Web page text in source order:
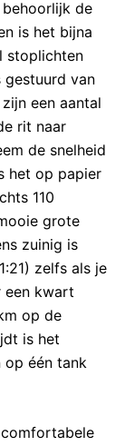
de
is het bijna
stoplichten
van
een aantal
rit naar
de snelheid
het op papier
110
grote
zuinig is
zelfs als je
een kwart
op de
is het
op één tank